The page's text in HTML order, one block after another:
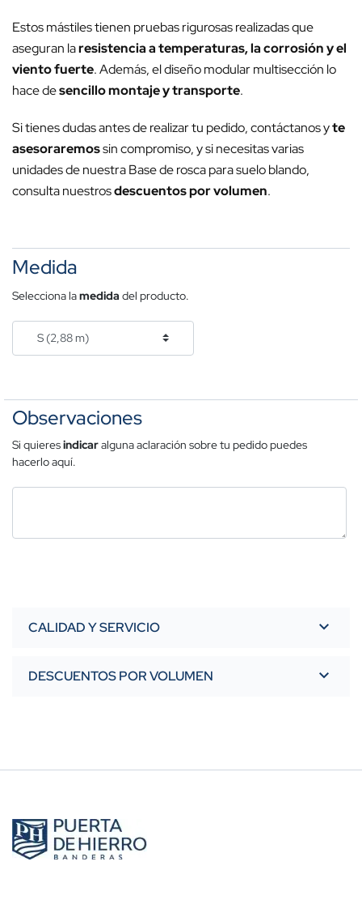
Estos mástiles tienen pruebas rigurosas realizadas que
aseguran laresistencia a temperaturas, la corrosión y el
viento fuerte. Además, el diseño modular multisección lo
hace desencillo montaje y transporte.
Si tienes dudas antes de realizar tu pedido, contáctanos yte
asesoraremossin compromiso, y si necesitas varias
unidades de nuestra Base de rosca para suelo blando,
consulta nuestrosdescuentos por volumen.
Medida
Selecciona lamedida del producto.
Observaciones
Si quieresindicaralguna aclaración sobre tu pedido puedes
hacerlo aquí.
CALIDAD Y SERVICIO
DESCUENTOS POR VOLUMEN
A partir de 3 unidades
A partir de 6 unidades